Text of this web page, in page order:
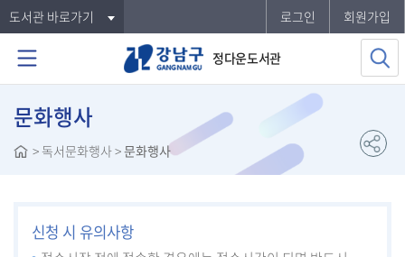
도서관 바로가기 로그인 회원가입
정다운도서관
문화행사
> 독서문화행사>문화행사
신청 시 유의사항